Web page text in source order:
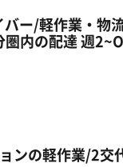
ー/軽作業・物
内の配達 週
ンの軽作業/2交